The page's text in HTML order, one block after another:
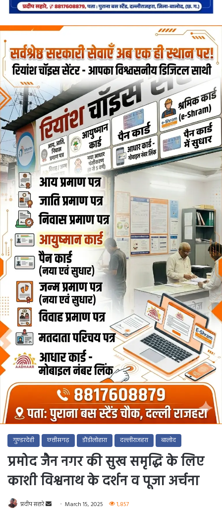
गुण्डरदेही छत्तीसगढ़ डौंडीलोहारा दल्लीराजहरा बालोद
प्रमोद जैन नगर की सुख समृद्धि के लिए
काशी विश्वनाथ के दर्शन व पूजा अर्चना
प्रदीप सहारे
Send March 15, 2025 1,857